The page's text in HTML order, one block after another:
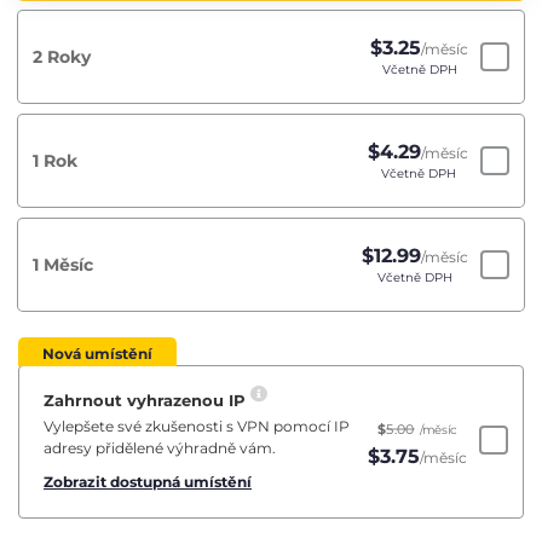
2 Roky $3.25/měsíc
Včetně DPH
1 Rok $4.29/měsíc
Včetně DPH
1 Měsíc $12.99/měsíc
Včetně DPH
Nová umístění
Zahrnout vyhrazenou IP
Vylepšete své zkušenosti s VPN pomocí IP
adresy přidělené výhradně vám.
Zobrazit dostupná umístění
$5.00 /měsíc
$3.75/měsíc